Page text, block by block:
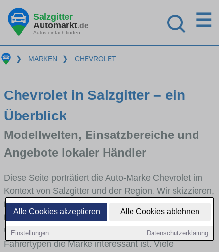
Alle Cookies akzeptieren Alle Cookies ablehnen
Einstellungen Datenschutzerklärung
Salzgitter
Automarkt.de
Autos einfach finden
☰
❯ MARKEN ❯ CHEVROLET
Chevrolet in Salzgitter – ein
Überblick
Modellwelten, Einsatzbereiche und
Angebote lokaler Händler
Diese Seite porträtiert die Auto-Marke Chevrolet im
Kontext von Salzgitter und der Region. Wir skizzieren,
in welchen Fahrzeugklassen Chevrolet stark vertreten
ist, welche Modellreihen häufig im Stadt- und
Umlandverkehr zu sehen sind und für welche
Fahrertypen die Marke interessant ist. Viele